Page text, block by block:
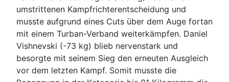
umstrittenen Kampfrichterentscheidung und
musste aufgrund eines Cuts über dem Auge fortan
mit einem Turban-Verband weiterkämpfen. Daniel
Vishnevski (-73 kg) blieb nervenstark und
besorgte mit seinem Sieg den erneuten Ausgleich
vor dem letzten Kampf. Somit musste die